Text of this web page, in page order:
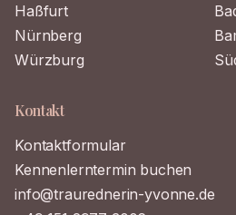
Haßfurt
Nürnberg
Würzburg
Kontakt
Kontaktformular
Kennenlerntermin buchen
info@traurednerin-yvonne.de